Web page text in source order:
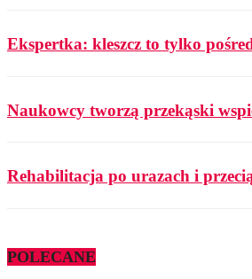
Ekspertka: kleszcz to tylko
Naukowcy tworzą przekąski
Rehabilitacja po urazach i
POLECANE